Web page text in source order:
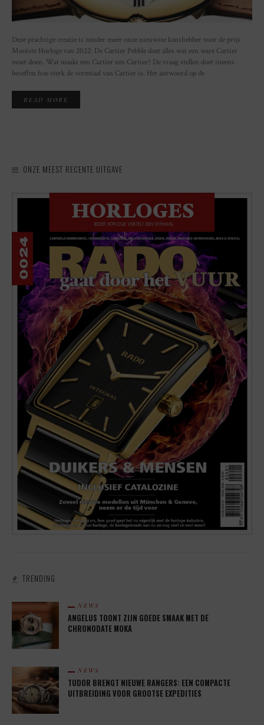
Deze prachtige creatie is zonder meer onze nieuwste kanshebber voor de prijs
Mooiste Horloge van 2022: De Cartier Pebble doet alles wat een ware Cartier
moet doen. Wat maakt een Cartier een Cartier? De vraag stellen doet ineens
beseffen hoe sterk de vormtaal van Cartier is. Het antwoord op de
READ MORE
ONZE MEEST RECENTE UITGAVE
TRENDING
NEWS
ANGELUS TOONT ZIJN GOEDE SMAAK MET DE
CHRONODATE MOKA
NEWS
TUDOR BRENGT NIEUWE RANGERS: EEN COMPACTE
UITBREIDING VOOR GROOTSE EXPEDITIES